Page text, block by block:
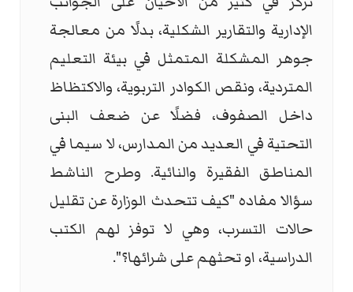
الإدارية والتقارير الشكلية، بدلًا من معالجة
جوهر المشكلة المتمثل في بيئة التعليم
المتردية، ونقص الكوادر التربوية، والاكتظاظ
داخل الصفوف، فضلًا عن ضعف البنى
التحتية في العديد من المدارس، لا سيما في
المناطق الفقيرة والنائية. وطرح الناشط
سؤالا مفاده "كيف تتحدث الوزارة عن تقليل
حالات التسرب، وهي لا توفز لهم الكتب
الدراسية، او تحثهم على شرائها؟".